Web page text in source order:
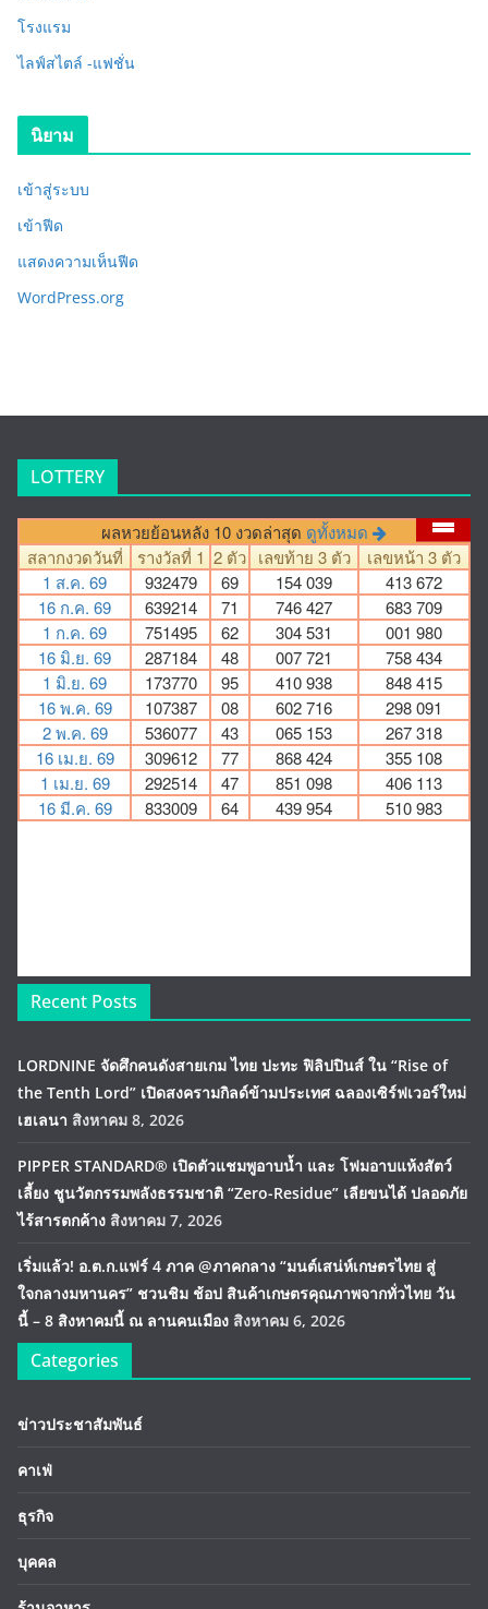
โรงแรม
ไลฟ์สไตล์ -แฟชั่น
นิยาม
เข้าสู่ระบบ
เข้าฟีด
แสดงความเห็นฟีด
WordPress.org
LOTTERY
Recent Posts
LORDNINE จัดศึกคนดังสายเกม ไทย ปะทะ ฟิลิปปินส์ ใน “Rise of
the Tenth Lord” เปิดสงครามกิลด์ข้ามประเทศ ฉลองเซิร์ฟเวอร์ใหม่
เฮเลนา สิงหาคม 8, 2026
PIPPER STANDARD® เปิดตัวแชมพูอาบน้ำ และ โฟมอาบแห้งสัตว์
เลี้ยง ชูนวัตกรรมพลังธรรมชาติ “Zero-Residue” เลียขนได้ ปลอดภัย
ไร้สารตกค้าง สิงหาคม 7, 2026
เริ่มแล้ว! อ.ต.ก.แฟร์ 4 ภาค @ภาคกลาง “มนต์เสน่ห์เกษตรไทย สู่
ใจกลางมหานคร” ชวนชิม ช้อป สินค้าเกษตรคุณภาพจากทั่วไทย วัน
นี้ – 8 สิงหาคมนี้ ณ ลานคนเมือง สิงหาคม 6, 2026
Categories
ข่าวประชาสัมพันธ์
คาเฟ่
ธุรกิจ
บุคคล